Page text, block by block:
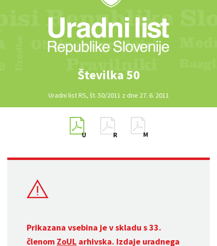
Številka 50
Uradni list RS, št. 50/2011 z dne 27. 6. 2011
Prikazana vsebina je v skladu s 33.
členom ZoUL arhivska. Izdaje uradnega